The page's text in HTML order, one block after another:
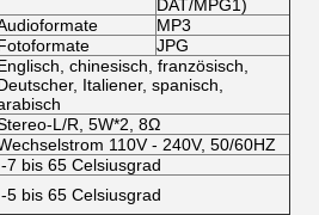
DAT/MPG1)
MP3
JPG
chinesisch, französisch,
Italiener, spanisch,
L/R, 5W*2, 8Ω
110V - 240V, 50/60HZ
-7 bis 65 Celsiusgrad
-5 bis 65 Celsiusgrad